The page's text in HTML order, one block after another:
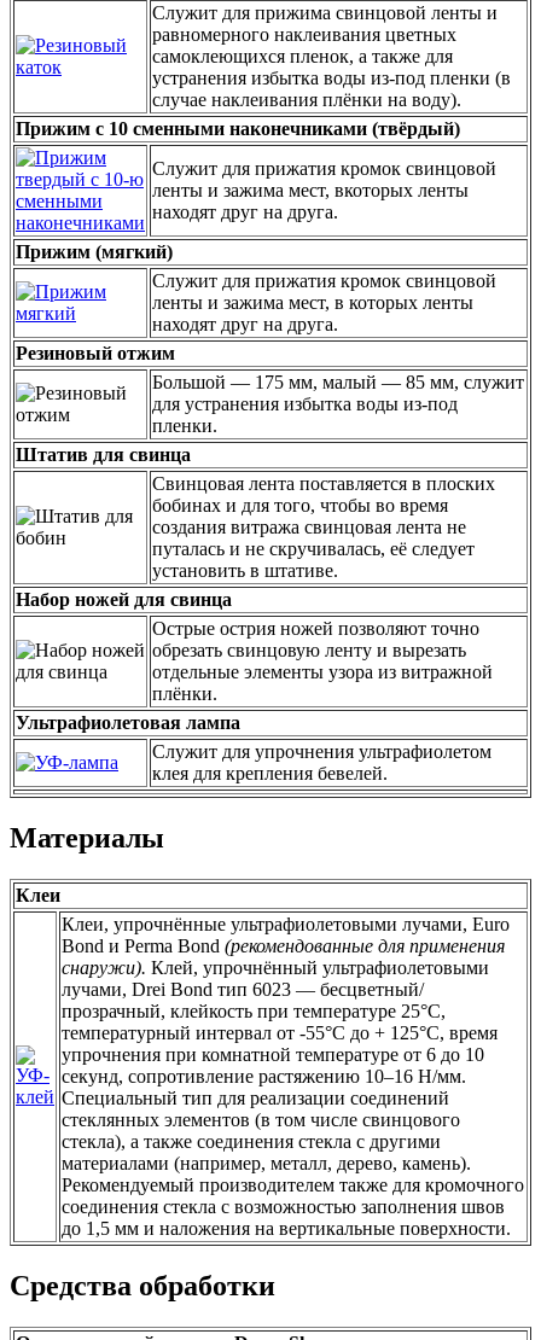
Cлужит для прижима свинцовой ленты и
равномерного наклеивания цветных
самоклеющихся пленок, а также для
устранения избытка воды из-под пленки (в
случае наклеивания плёнки на воду).
Прижим с 10 сменными наконечниками (твёрдый)
Служит для прижатия кромок свинцовой
ленты и зажима мест, вкоторых ленты
находят друг на друга.
Прижим (мягкий)
Служит для прижатия кромок свинцовой
ленты и зажима мест, в которых ленты
находят друг на друга.
Резиновый отжим
Большой — 175 мм, малый — 85 мм, служит
для устранения избытка воды из-под
пленки.
Штатив для свинца
Cвинцовая лента поставляется в плоских
бобинах и для того, чтобы во время
создания витража свинцовая лента не
путалась и не скручивалась, её следует
установить в штативе.
Набор ножей для свинца
Острые острия ножей позволяют точно
обрезать свинцовую ленту и вырезать
отдельные элементы узора из витражной
плёнки.
Ультрафиолетовая лампа
Служит для упрочнения ультрафиолетом
клея для крепления бевелей.
Материалы
Клеи
Клеи, упрочнённые ультрафиолетовыми лучами, Euro
Bond и Perma Bond (рекомендованные для применения
снаружи). Клей, упрочнённый ультрафиолетовыми
лучами, Drei Bond тип 6023 — бесцветный/
прозрачный, клейкость при температуре 25°С,
температурный интервал от -55°С до + 125°С, время
упрочнения при комнатной температуре от 6 до 10
секунд, сопротивление растяжению 10–16 Н/мм.
Специальный тип для реализации соединений
стеклянных элементов (в том числе свинцового
стекла), а также соединения стекла с другими
материалами (например, металл, дерево, камень).
Рекомендуемый производителем также для кромочного
соединения стекла с возможностью заполнения швов
до 1,5 мм и наложения на вертикальные поверхности.
Средства обработки